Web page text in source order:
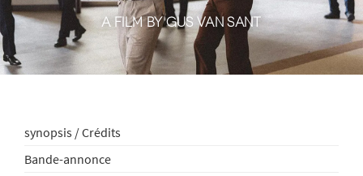
A FILM BY GUS VAN SANT
synopsis / Crédits
Bande-annonce